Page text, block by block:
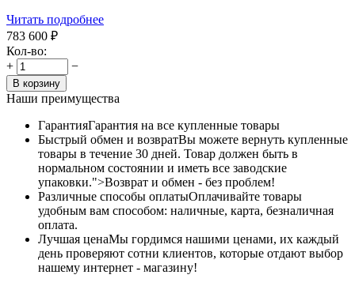
Читать подробнее
783 600 ₽
Кол-во:
+
−
В корзину
Наши преимущества
ГарантияГарантия на все купленные товары
Быстрый обмен и возвратВы можете вернуть купленные
товары в течение 30 дней. Товар должен быть в
нормальном состоянии и иметь все заводские
упаковки.">Возврат и обмен - без проблем!
Различные способы оплатыОплачивайте товары
удобным вам способом: наличные, карта, безналичная
оплата.
Лучшая ценаМы гордимся нашими ценами, их каждый
день проверяют сотни клиентов, которые отдают выбор
нашему интернет - магазину!